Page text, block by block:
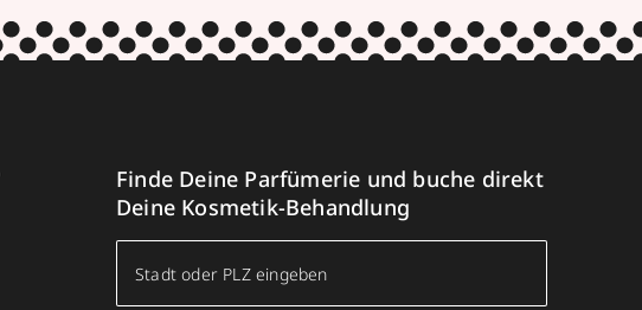
Finde Deine Parfümerie und buche direkt
Deine Kosmetik-Behandlung